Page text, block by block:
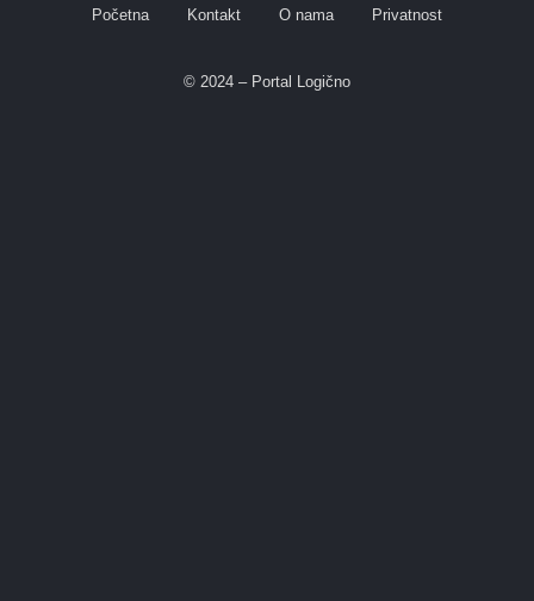
Početna Kontakt O nama Privatnost
© 2024 – Portal Logično